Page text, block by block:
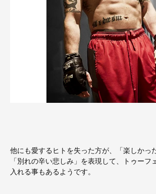
他にも愛するヒトを失った方が、「楽しかっ
「別れの辛い悲しみ」を表現して、トゥーフ
入れる事もあるようです。